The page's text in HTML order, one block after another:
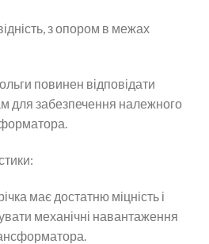
з опором в межах
повинен відповідати
для забезпечення належного
має достатню міцність і
механічні навантаження